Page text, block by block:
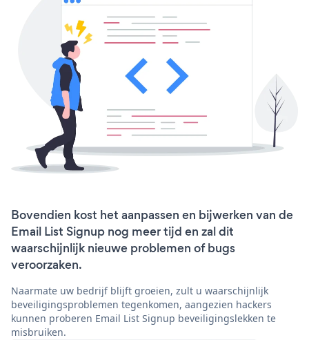
Bovendien kost het aanpassen en bijwerken van de
Email List Signup nog meer tijd en zal dit
waarschijnlijk nieuwe problemen of bugs
veroorzaken.
Naarmate uw bedrijf blijft groeien, zult u waarschijnlijk
beveiligingsproblemen tegenkomen, aangezien hackers
kunnen proberen Email List Signup beveiligingslekken te
misbruiken.